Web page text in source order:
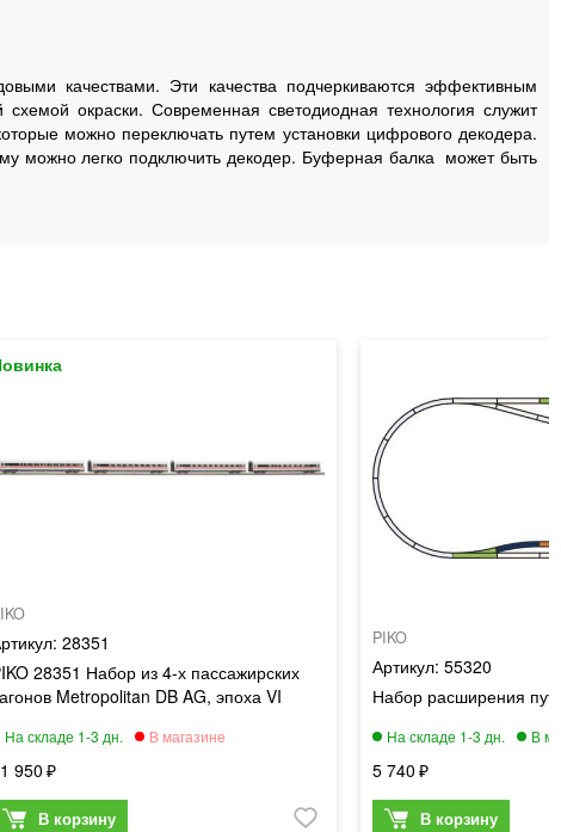
качествами. Эти качества подчеркиваются эффективным
окраски. Современная светодиодная технология служит
можно переключать путем установки цифрового декодера.
можно легко подключить декодер. Буферная балка может быть
28351
28351 Набор из 4-х пассажирских
Metropolitan DB AG, эпоха VI
950
PIKO
55320
Набор расширения
5 740